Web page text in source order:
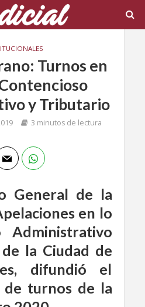
Turnos en
y Tributario
3 minutos de lectura
General de la
en lo
Administrativo
la Ciudad de
difundió el
de turnos de la